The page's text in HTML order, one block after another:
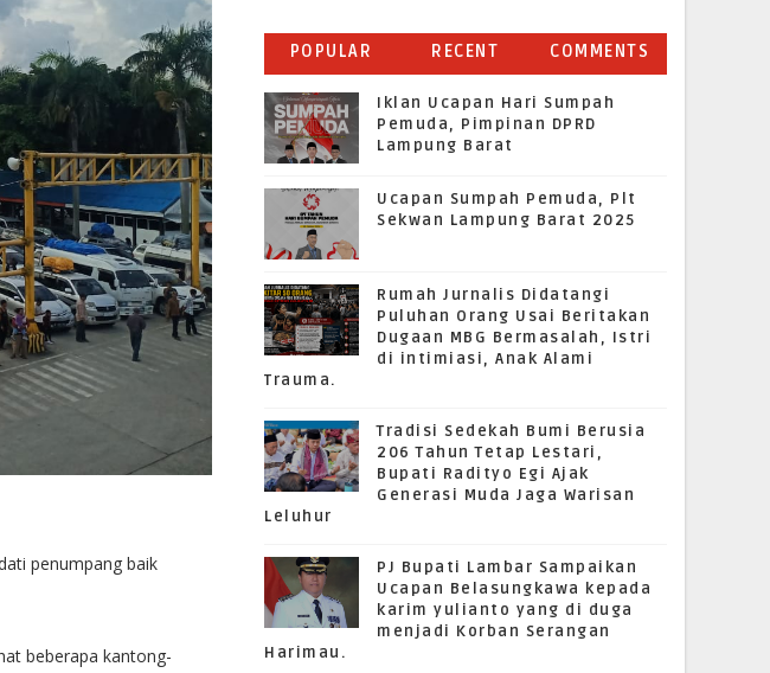
penumpang baik
beberapa kantong-
POPULAR RECENT COMMENTS
Iklan Ucapan Hari Sumpah
Pemuda, Pimpinan DPRD
Lampung Barat
Ucapan Sumpah Pemuda, Plt
Sekwan Lampung Barat 2025
Rumah Jurnalis Didatangi
Puluhan Orang Usai Beritakan
Dugaan MBG Bermasalah, Istri
di intimiasi, Anak Alami
Trauma.
Tradisi Sedekah Bumi Berusia
206 Tahun Tetap Lestari,
Bupati Radityo Egi Ajak
Generasi Muda Jaga Warisan
Leluhur
PJ Bupati Lambar Sampaikan
Ucapan Belasungkawa kepada
karim yulianto yang di duga
menjadi Korban Serangan
Harimau.